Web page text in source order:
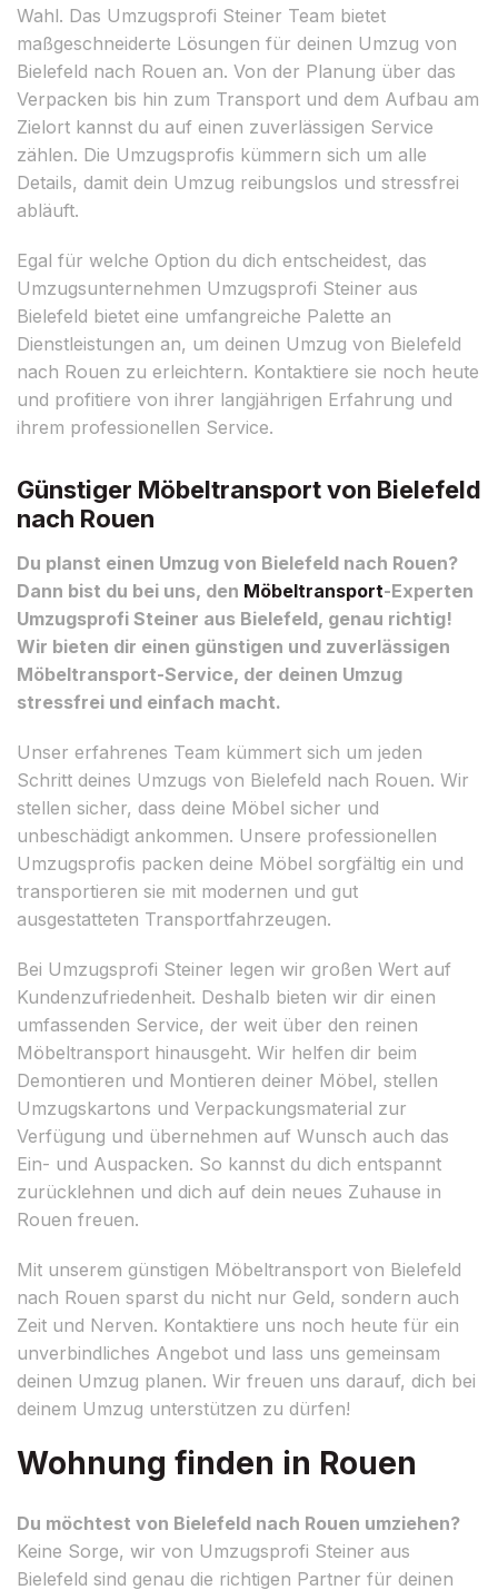
Wahl. Das Umzugsprofi Steiner Team bietet
maßgeschneiderte Lösungen für deinen Umzug von
Bielefeld nach Rouen an. Von der Planung über das
Verpacken bis hin zum Transport und dem Aufbau am
Zielort kannst du auf einen zuverlässigen Service
zählen. Die Umzugsprofis kümmern sich um alle
Details, damit dein Umzug reibungslos und stressfrei
abläuft.
Egal für welche Option du dich entscheidest, das
Umzugsunternehmen Umzugsprofi Steiner aus
Bielefeld bietet eine umfangreiche Palette an
Dienstleistungen an, um deinen Umzug von Bielefeld
nach Rouen zu erleichtern. Kontaktiere sie noch heute
und profitiere von ihrer langjährigen Erfahrung und
ihrem professionellen Service.
Günstiger Möbeltransport von Bielefeld
nach Rouen
Du planst einen Umzug von Bielefeld nach Rouen?
Dann bist du bei uns, den Möbeltransport-Experten
Umzugsprofi Steiner aus Bielefeld, genau richtig!
Wir bieten dir einen günstigen und zuverlässigen
Möbeltransport-Service, der deinen Umzug
stressfrei und einfach macht.
Unser erfahrenes Team kümmert sich um jeden
Schritt deines Umzugs von Bielefeld nach Rouen. Wir
stellen sicher, dass deine Möbel sicher und
unbeschädigt ankommen. Unsere professionellen
Umzugsprofis packen deine Möbel sorgfältig ein und
transportieren sie mit modernen und gut
ausgestatteten Transportfahrzeugen.
Bei Umzugsprofi Steiner legen wir großen Wert auf
Kundenzufriedenheit. Deshalb bieten wir dir einen
umfassenden Service, der weit über den reinen
Möbeltransport hinausgeht. Wir helfen dir beim
Demontieren und Montieren deiner Möbel, stellen
Umzugskartons und Verpackungsmaterial zur
Verfügung und übernehmen auf Wunsch auch das
Ein- und Auspacken. So kannst du dich entspannt
zurücklehnen und dich auf dein neues Zuhause in
Rouen freuen.
Mit unserem günstigen Möbeltransport von Bielefeld
nach Rouen sparst du nicht nur Geld, sondern auch
Zeit und Nerven. Kontaktiere uns noch heute für ein
unverbindliches Angebot und lass uns gemeinsam
deinen Umzug planen. Wir freuen uns darauf, dich bei
deinem Umzug unterstützen zu dürfen!
Wohnung finden in Rouen
Du möchtest von Bielefeld nach Rouen umziehen?
Keine Sorge, wir von Umzugsprofi Steiner aus
Bielefeld sind genau die richtigen Partner für deinen